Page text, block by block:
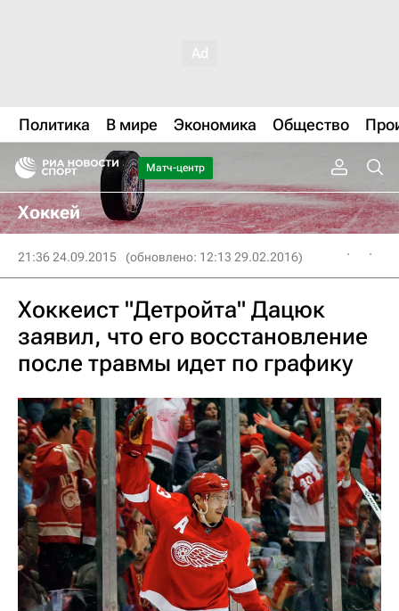
Политика В мире Экономика Общество
Матч-центр
Хоккей
21:36 24.09.2015 (обновлено: 12:13 29.02.2016)
Хоккеист "Детройта" Дацюк
заявил, что его восстановление
после травмы идет по графику